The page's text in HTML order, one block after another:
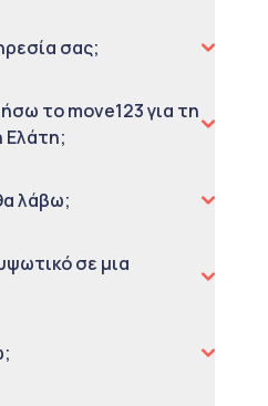
σας;
το move123 για τη
Ελάτη;
λάβω;
σε μια